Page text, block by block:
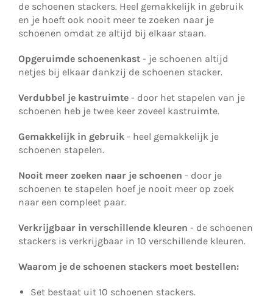
de schoenen stackers. Heel gemakkelijk in gebruik
en je hoeft ook nooit meer te zoeken naar je
schoenen omdat ze altijd bij elkaar staan.
Opgeruimde schoenenkast - je schoenen altijd
netjes bij elkaar dankzij de schoenen stacker.
Verdubbel je kastruimte - door het stapelen van je
schoenen heb je twee keer zoveel kastruimte.
Gemakkelijk in gebruik - heel gemakkelijk je
schoenen stapelen.
Nooit meer zoeken naar je schoenen - door je
schoenen te stapelen hoef je nooit meer op zoek
naar een compleet paar.
Verkrijgbaar in verschillende kleuren - de schoenen
stackers is verkrijgbaar in 10 verschillende kleuren.
Waarom je de schoenen stackers moet bestellen:
Set bestaat uit 10 schoenen stackers.